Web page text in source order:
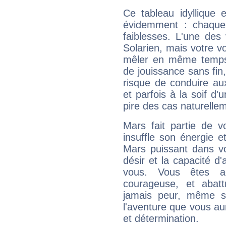
Ce tableau idyllique
évidemment :
faiblesses. L'une
Solarien, mais votre
mêler en même
de jouissance sans
risque de conduire
et parfois à la soif
pire des cas
Mars fait partie de
insuffle son énergie
Mars puissant dans
désir et la capacité
vous. Vous êtes
courageuse, et
jamais peur, même
l'aventure que vous
et détermination.